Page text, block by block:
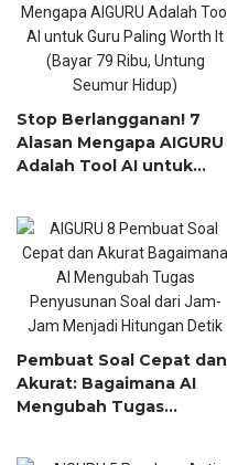
Stop Berlangganan! 7
Alasan Mengapa AIGURU
Adalah Tool AI untuk
(Bayar 79 Ribu, Untung
Seumur Hidup)
Pembuat Soal Cepat dan
Akurat: Bagaimana AI
Mengubah Tugas
Jam-Jam Menjadi